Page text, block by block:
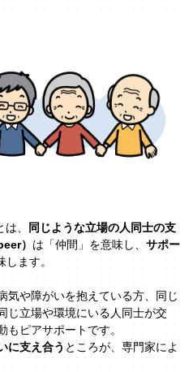
、
同じような立場の人同士の支
） は「仲間」を意味し、 サポー
します。
気や障がいを抱えている方、同じ
じ立場や環境にいる人同士が交
ピアサポートです。
に支え合う ところが、専門家によ